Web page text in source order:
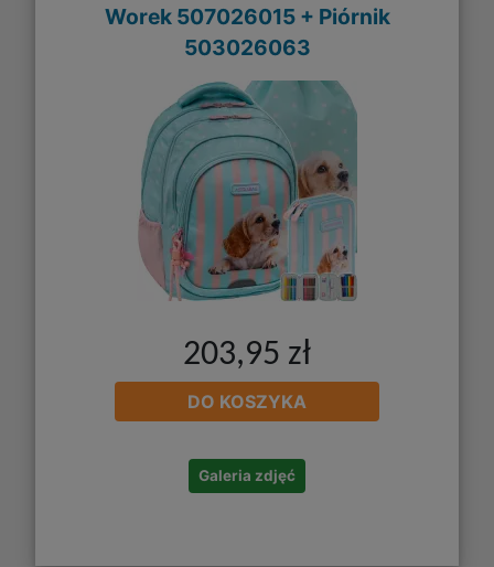
Worek 507026015 + Piórnik
503026063
203,95 zł
DO KOSZYKA
Galeria zdjęć